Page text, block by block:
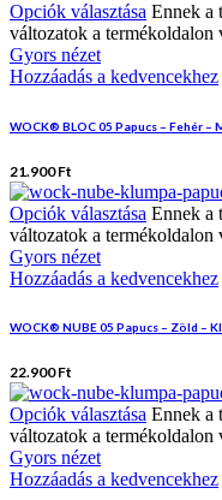
Opciók választása Ennek a
változatok a termékoldalon
Gyors nézet
Hozzáadás a kedvencekhez
WOCK® BLOC 05 Papucs – Fehér –
21.900Ft
Opciók választása Ennek a
változatok a termékoldalon
Gyors nézet
Hozzáadás a kedvencekhez
WOCK® NUBE 05 Papucs – Zöld –
22.900Ft
Opciók választása Ennek a
változatok a termékoldalon
Gyors nézet
Hozzáadás a kedvencekhez